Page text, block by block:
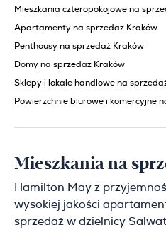
Mieszkania czteropokojowe na
Apartamenty na sprzedaż Kraków
Penthousy na sprzedaż Kraków
Domy na sprzedaż Kraków
Sklepy i lokale handlowe na
Powierzchnie biurowe i komercyjne
Mieszkania na
Hamilton May z
wysokiej jakości
sprzedaż w dzielnicy